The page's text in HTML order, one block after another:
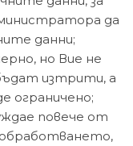
да
данни;
но Вие не
изтрити, а
ограничено;
повече от
обработването,